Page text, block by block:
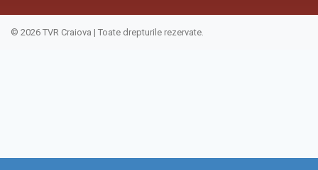
© 2026 TVR Craiova | Toate drepturile rezervate.